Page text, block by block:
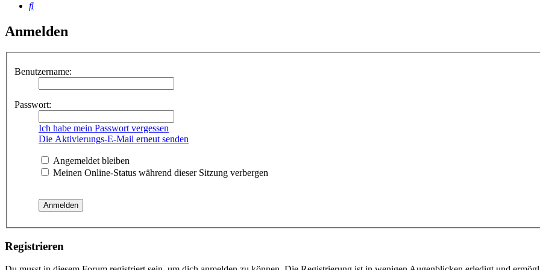
Suche
Anmelden
Benutzername:
Passwort:
Ich habe mein Passwort vergessen
Die Aktivierungs-E-Mail erneut senden
Angemeldet bleiben
Meinen Online-Status während dieser Sitzung verbergen
Registrieren